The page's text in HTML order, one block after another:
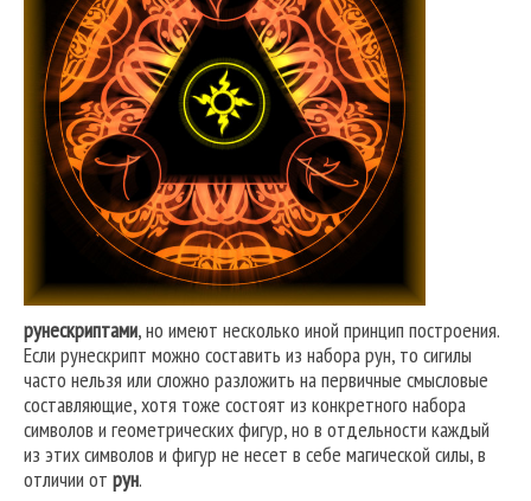
рунескриптами, но имеют несколько иной принцип построения.
Если рунескрипт можно составить из набора рун, то сигилы
часто нельзя или сложно разложить на первичные смысловые
составляющие, хотя тоже состоят из конкретного набора
символов и геометрических фигур, но в отдельности каждый
из этих символов и фигур не несет в себе магической силы, в
отличии от рун.